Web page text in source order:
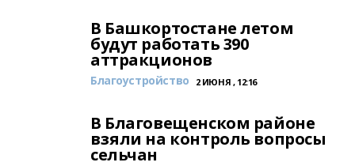
В Башкортостане летом
будут работать 390
аттракционов
Благоустройство 2 ИЮНЯ , 12:16
В Благовещенском районе
взяли на контроль вопросы
сельчан